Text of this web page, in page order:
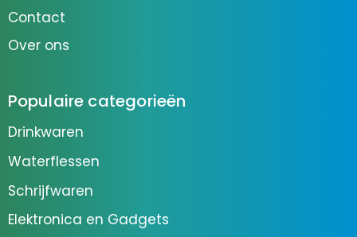
Contact
Over ons
Populaire categorieën
Drinkwaren
Waterflessen
Schrijfwaren
Elektronica en Gadgets